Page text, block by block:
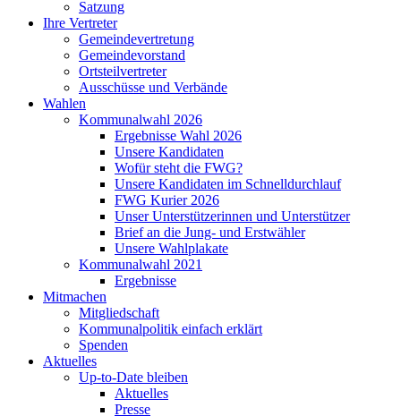
Satzung
Ihre Vertreter
Gemeindevertretung
Gemeindevorstand
Ortsteilvertreter
Ausschüsse und Verbände
Wahlen
Kommunalwahl 2026
Ergebnisse Wahl 2026
Unsere Kandidaten
Wofür steht die FWG?
Unsere Kandidaten im Schnelldurchlauf
FWG Kurier 2026
Unser Unterstützerinnen und Unterstützer
Brief an die Jung- und Erstwähler
Unsere Wahlplakate
Kommunalwahl 2021
Ergebnisse
Mitmachen
Mitgliedschaft
Kommunalpolitik einfach erklärt
Spenden
Aktuelles
Up-to-Date bleiben
Aktuelles
Presse